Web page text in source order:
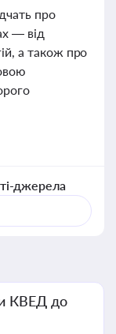
про
— від
а також про
джерела
КВЕД до